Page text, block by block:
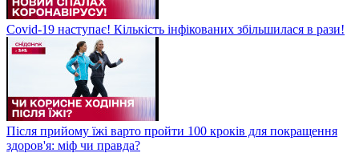
Covid-19 наступає! Кількість інфікованих збільшилася в рази!
Після прийому їжі варто пройти 100 кроків для покращення
здоров'я: міф чи правда?